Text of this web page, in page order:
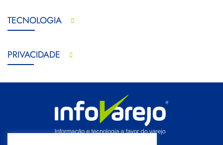
TECNOLOGIA
PRIVACIDADE